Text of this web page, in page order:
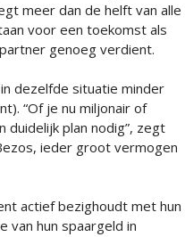
meer dan de helft van alle
voor een toekomst als
genoeg verdient.
dezelfde situatie minder
“Of je nu miljonair of
duidelijk plan nodig”, zegt
ieder groot vermogen
actief bezighoudt met hun
van hun spaargeld in